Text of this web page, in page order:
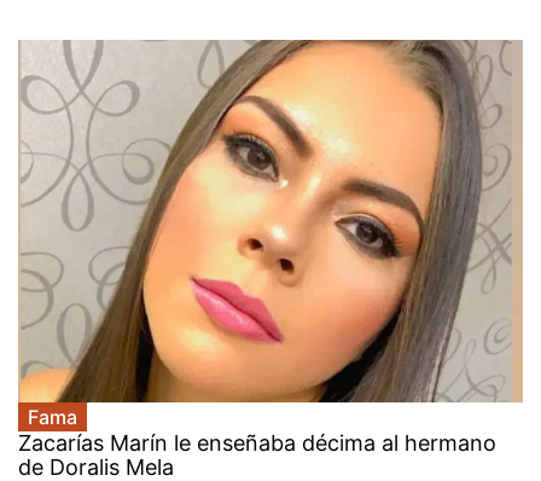
Fama
Zacarías Marín le enseñaba décima al hermano
de Doralis Mela